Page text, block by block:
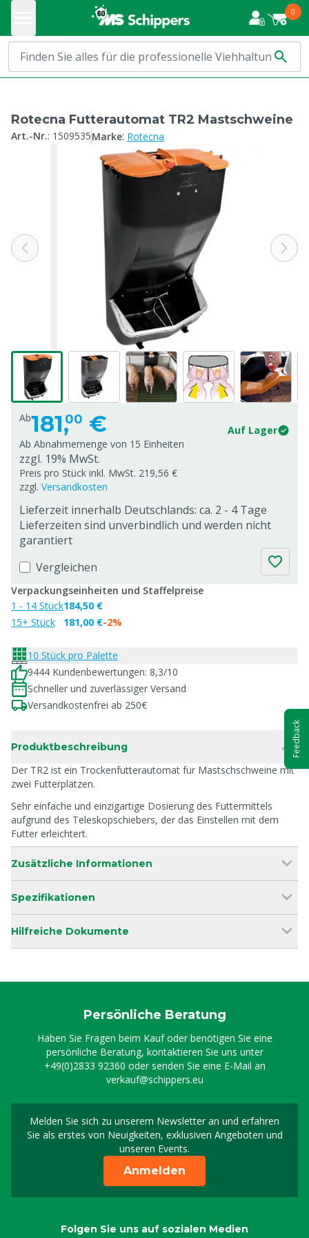
0
Rotecna Futterautomat TR2 Mastschweine
Art.-Nr.: 1509535Marke: Rotecna
Ab181,00 €
Auf Lager
Ab Abnahmemenge von 15 Einheiten
zzgl. 19% MwSt.
Preis pro Stück inkl. MwSt. 219,56 €
zzgl. Versandkosten
Lieferzeit innerhalb Deutschlands: ca. 2 - 4 Tage
Lieferzeiten sind unverbindlich und werden nicht
garantiert
Vergleichen
Verpackungseinheiten und Staffelpreise
1 - 14 Stück
15+ Stück
184,50 €
181,00 €-2%
10 Stück pro Palette
9444 Kundenbewertungen: 8,3/10
Schneller und zuverlässiger Versand
Versandkostenfrei ab 250€
Produktbeschreibung
Der TR2 ist ein Trockenfutterautomat für Mastschschweine mit
zwei Futterplätzen.
Sehr einfache und einzigartige Dosierung des Futtermittels
aufgrund des Teleskopschiebers, der das Einstellen mit dem
Futter erleichtert.
Zusätzliche Informationen
Spezifikationen
Hilfreiche Dokumente
Persönliche Beratung
Haben Sie Fragen beim Kauf oder benötigen Sie eine
persönliche Beratung, kontaktieren Sie uns unter
+49(0)2833 92360 oder senden Sie eine E-Mail an
verkauf@schippers.eu
Melden Sie sich zu unserem Newsletter an und erfahren
Sie als erstes von Neuigkeiten, exklusiven Angeboten und
unseren Events.
Melden Sie sich für
Anmelden
Folgen Sie uns auf sozialen Medien
Feedback